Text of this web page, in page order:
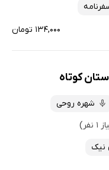
۱۳۴,۰۰۰ تومان
کوتاه
شهره روحی
نیک